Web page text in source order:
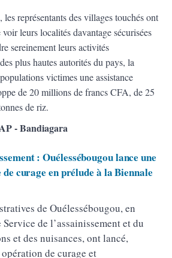
représentants des villages touchés ont
leurs localités davantage sécurisées
sereinement leurs activités
plus hautes autorités du pays, la
victimes une assistance
de 20 millions de francs CFA, de 25
de riz.
- Bandiagara
: Ouélessébougou lance une
curage en prélude à la Biennale
de Ouélessébougou, en
de l’assainissement et du
et des nuisances, ont lancé,
de curage et